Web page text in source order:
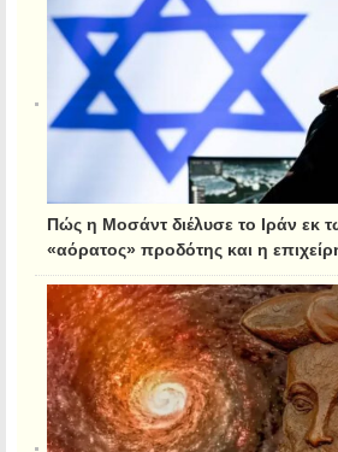
Πώς η Μοσάντ διέλυσε το Ιράν εκ
«αόρατος» προδότης και η